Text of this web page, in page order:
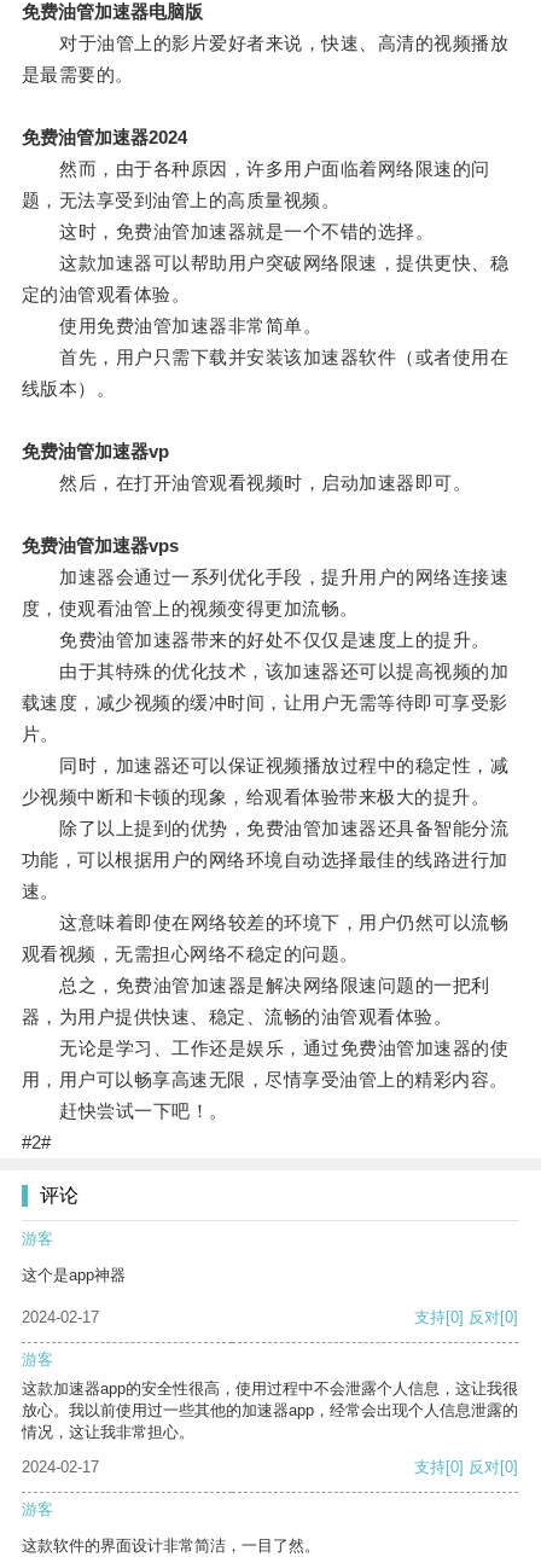
免费油管加速器电脑版
对于油管上的影片爱好者来说，快速、高清的视频播放
是最需要的。
免费油管加速器2024
然而，由于各种原因，许多用户面临着网络限速的问
题，无法享受到油管上的高质量视频。
这时，免费油管加速器就是一个不错的选择。
这款加速器可以帮助用户突破网络限速，提供更快、稳
定的油管观看体验。
使用免费油管加速器非常简单。
首先，用户只需下载并安装该加速器软件（或者使用在
线版本）。
免费油管加速器vp
然后，在打开油管观看视频时，启动加速器即可。
免费油管加速器vps
加速器会通过一系列优化手段，提升用户的网络连接速
度，使观看油管上的视频变得更加流畅。
免费油管加速器带来的好处不仅仅是速度上的提升。
由于其特殊的优化技术，该加速器还可以提高视频的加
载速度，减少视频的缓冲时间，让用户无需等待即可享受影
片。
同时，加速器还可以保证视频播放过程中的稳定性，减
少视频中断和卡顿的现象，给观看体验带来极大的提升。
除了以上提到的优势，免费油管加速器还具备智能分流
功能，可以根据用户的网络环境自动选择最佳的线路进行加
速。
这意味着即使在网络较差的环境下，用户仍然可以流畅
观看视频，无需担心网络不稳定的问题。
总之，免费油管加速器是解决网络限速问题的一把利
器，为用户提供快速、稳定、流畅的油管观看体验。
无论是学习、工作还是娱乐，通过免费油管加速器的使
用，用户可以畅享高速无限，尽情享受油管上的精彩内容。
赶快尝试一下吧！。
#2#
评论
游客
这个是app神器
2024-02-17 支持[0] 反对[0]
游客
这款加速器app的安全性很高，使用过程中不会泄露个人信息，这让我很
放心。我以前使用过一些其他的加速器app，经常会出现个人信息泄露的
情况，这让我非常担心。
2024-02-17
支持[0] 反对[0]
游客
这款软件的界面设计非常简洁，一目了然。